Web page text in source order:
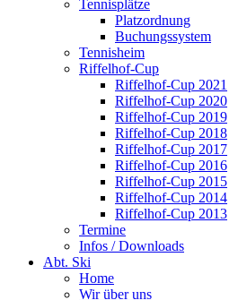
Tennisplätze
Platzordnung
Buchungssystem
Tennisheim
Riffelhof-Cup
Riffelhof-Cup 2021
Riffelhof-Cup 2020
Riffelhof-Cup 2019
Riffelhof-Cup 2018
Riffelhof-Cup 2017
Riffelhof-Cup 2016
Riffelhof-Cup 2015
Riffelhof-Cup 2014
Riffelhof-Cup 2013
Termine
Infos / Downloads
Abt. Ski
Home
Wir über uns